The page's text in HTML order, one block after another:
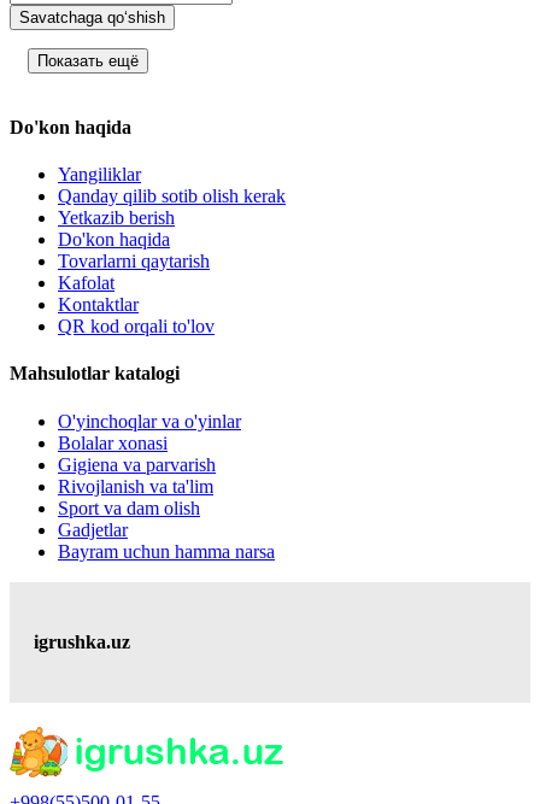
Savatchaga qo‘shish
Показать ещё
Do'kon haqida
Yangiliklar
Qanday qilib sotib olish kerak
Yetkazib berish
Do'kon haqida
Tovarlarni qaytarish
Kafolat
Kontaktlar
QR kod orqali to'lov
Mahsulotlar katalogi
O'yinchoqlar va o'yinlar
Bolalar xonasi
Gigiena va parvarish
Rivojlanish va ta'lim
Sport va dam olish
Gadjetlar
Bayram uchun hamma narsa
igrushka.uz